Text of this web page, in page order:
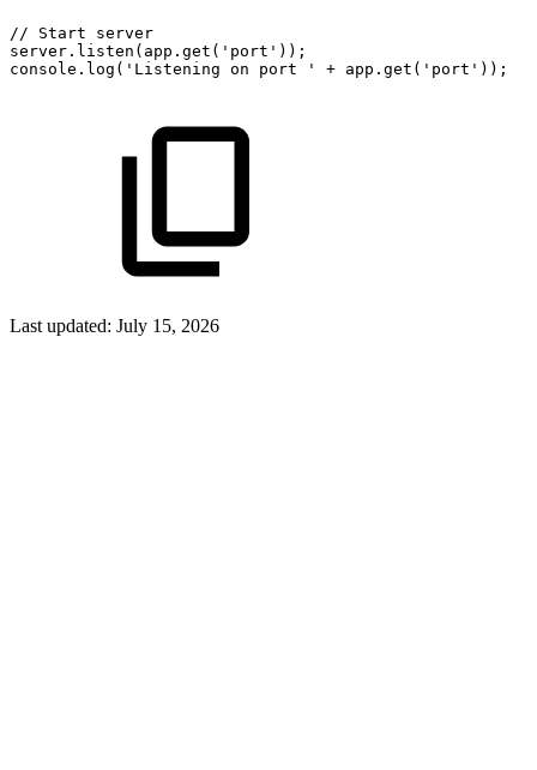
// Start
server
server . listen ( app . get ( 'port' ) ) ;
console . log ( 'Listening on port ' + app . get ( 'port' ) ) ;
Last updated: July 15, 2026